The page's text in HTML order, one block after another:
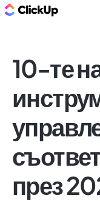
10-те
през